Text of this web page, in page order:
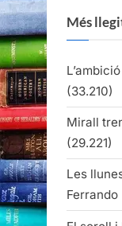
Més
(33.210)
Mirall
(29.221)
Les
Ferrando